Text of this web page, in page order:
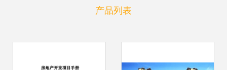
产品列表